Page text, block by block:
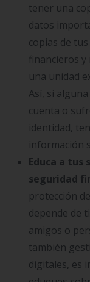
tener una
datos
copias de
financieros
una unidad
Así, si
cuenta o
identidad,
información
Educa a tus
seguridad
protección
depende de
amigos o
también
digitales, es